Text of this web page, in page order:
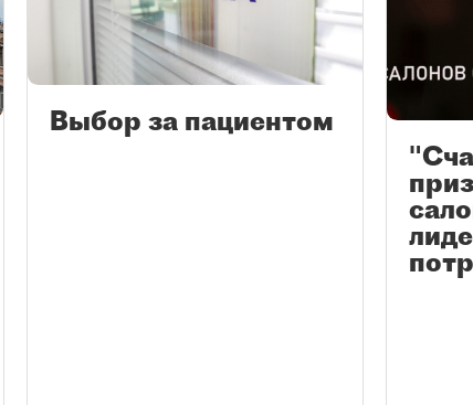
Выбор за пациентом